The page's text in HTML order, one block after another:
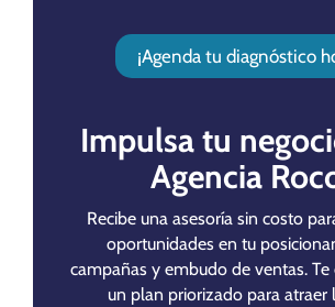
¡Agenda tu diagnóstico
Impulsa tu
Agencia
Recibe una asesoría sin costo
oportunidades en tu
campañas y embudo de ventas. Te
un plan priorizado para atraer